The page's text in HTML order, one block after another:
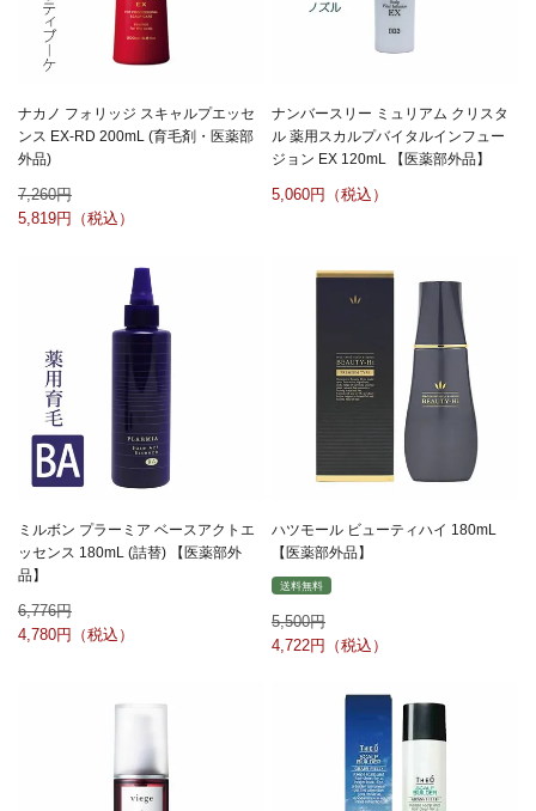
ナカノ フォリッジ スキャルプエッセ
ンス EX-RD 200mL (育毛剤・医薬部
外品)
7,260
5,819
ナンバースリー ミュリアム クリスタ
ル 薬用スカルプバイタルインフュー
ジョン EX 120mL 【医薬部外品】
5,060
ミルボン プラーミア ベースアクトエ
ッセンス 180mL (詰替) 【医薬部外
品】
6,776
4,780
ハツモール ビューティハイ 180mL
【医薬部外品】
送料無料
5,500
4,722